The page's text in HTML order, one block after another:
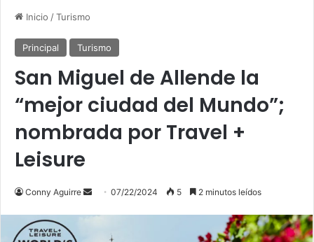
Inicio /Turismo
Principal Turismo
San Miguel de Allende la
“mejor ciudad del Mundo”;
nombrada por Travel +
Leisure
Conny Aguirre 07/22/2024 5 2 minutos leídos